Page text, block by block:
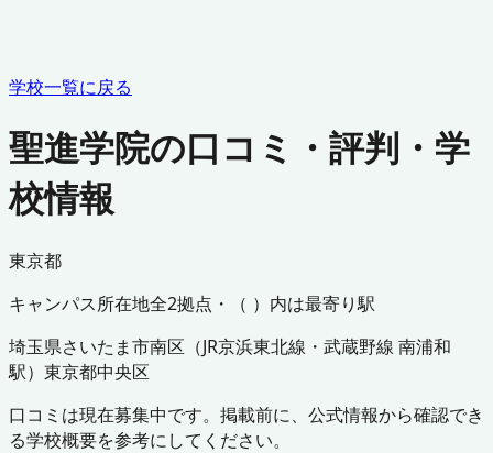
学校一覧に戻る
聖進学院の口コミ・評判・学
校情報
東京都
キャンパス所在地全2拠点・（ ）内は最寄り駅
埼玉県さいたま市南区 （JR京浜東北線・武蔵野線 南浦和
駅） 東京都中央区
口コミは現在募集中です。掲載前に、公式情報から確認でき
る学校概要を参考にしてください。